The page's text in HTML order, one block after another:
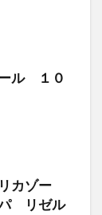
ル １０
カゾー
リゼル